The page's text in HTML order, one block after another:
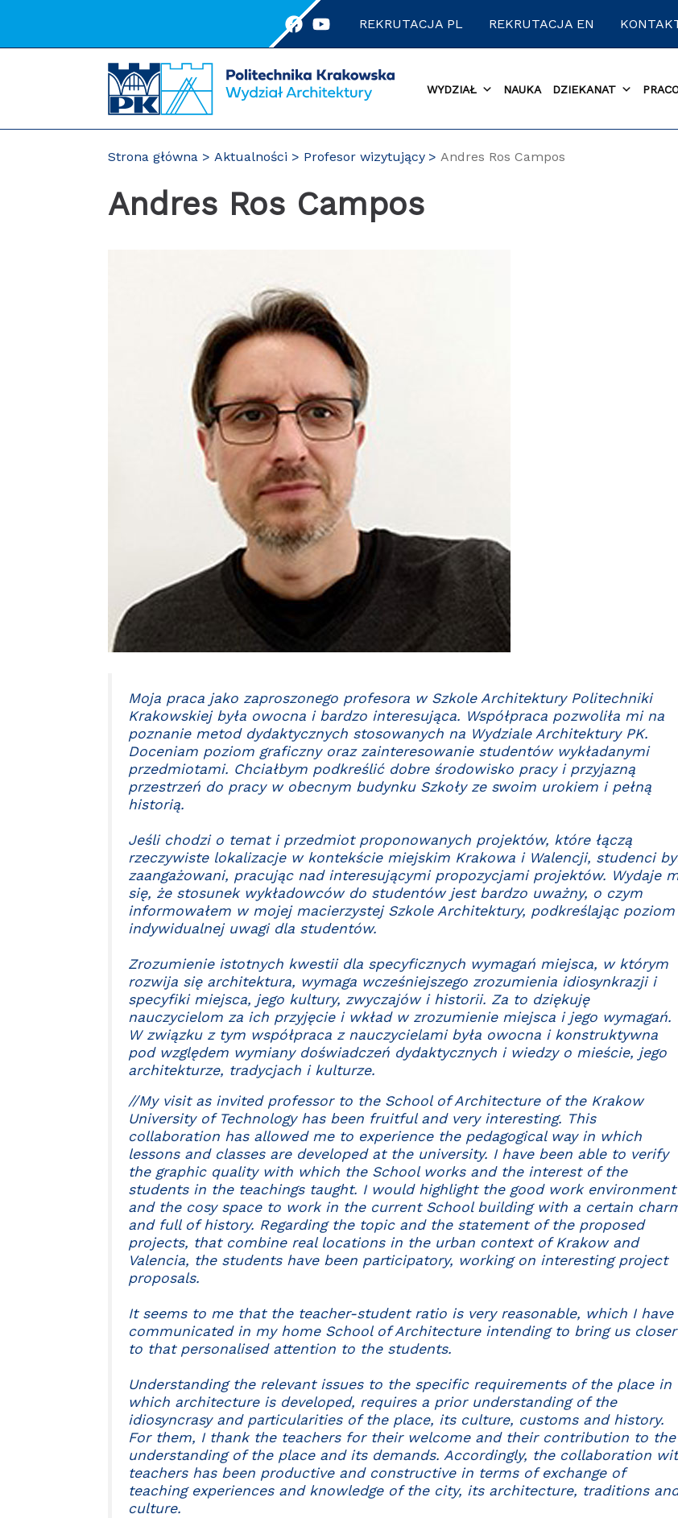
REKRUTACJA PL REKRUTACJA EN
WYDZIAŁ NAUKA DZIEKANAT
Strona główna Aktualności Profesor wizytujący Andres Ros Campos
Andres Ros Campos
Moja praca jako zaproszonego profesora w Szkole Architektury Politechniki
Krakowskiej była owocna i bardzo interesująca. Współpraca pozwoliła mi na
poznanie metod dydaktycznych stosowanych na Wydziale Architektury PK.
Doceniam poziom graficzny oraz zainteresowanie studentów wykładanymi
przedmiotami. Chciałbym podkreślić dobre środowisko pracy i przyjazną
przestrzeń do pracy w obecnym budynku Szkoły ze swoim urokiem i pełną
historią.
Jeśli chodzi o temat i przedmiot proponowanych projektów, które łączą
rzeczywiste lokalizacje w kontekście miejskim Krakowa i Walencji, studenci
zaangażowani, pracując nad interesującymi propozycjami projektów. Wydaje
się, że stosunek wykładowców do studentów jest bardzo uważny, o czym
informowałem w mojej macierzystej Szkole Architektury, podkreślając poziom
indywidualnej uwagi dla studentów.
Zrozumienie istotnych kwestii dla specyficznych wymagań miejsca, w którym
rozwija się architektura, wymaga wcześniejszego zrozumienia idiosynkrazji i
specyfiki miejsca, jego kultury, zwyczajów i historii. Za to dziękuję
nauczycielom za ich przyjęcie i wkład w zrozumienie miejsca i jego wymagań.
W związku z tym współpraca z nauczycielami była owocna i konstruktywna
pod względem wymiany doświadczeń dydaktycznych i wiedzy o mieście, jego
architekturze, tradycjach i kulturze.
//My visit as invited professor to the School of Architecture of the Krakow
University of Technology has been fruitful and very interesting. This
collaboration has allowed me to experience the pedagogical way in which
lessons and classes are developed at the university. I have been able to verify
the graphic quality with which the School works and the interest of the
students in the teachings taught. I would highlight the good work environment
and the cosy space to work in the current School building with a certain
and full of history. Regarding the topic and the statement of the proposed
projects, that combine real locations in the urban context of Krakow and
Valencia, the students have been participatory, working on interesting project
proposals.
It seems to me that the teacher-student ratio is very reasonable, which I have
communicated in my home School of Architecture intending to bring us closer
to that personalised attention to the students.
Understanding the relevant issues to the specific requirements of the place in
which architecture is developed, requires a prior understanding of the
idiosyncrasy and particularities of the place, its culture, customs and history.
For them, I thank the teachers for their welcome and their contribution to the
understanding of the place and its demands. Accordingly, the collaboration
teachers has been productive and constructive in terms of exchange of
teaching experiences and knowledge of the city, its architecture, traditions
culture.